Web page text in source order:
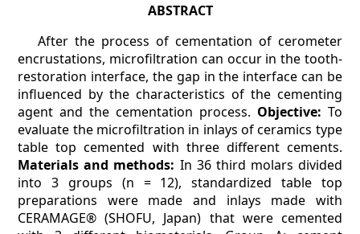
ABSTRACT
After the process of cementation of cerometer
encrustations, microfiltration can occur in the tooth-
restoration interface, the gap in the interface can be
influenced by the characteristics of the cementing
agent and the cementation process. Objective: To
evaluate the microfiltration in inlays of ceramics type
table top cemented with three different cements.
Materials and methods: In 36 third molars divided
into 3 groups (n = 12), standardized table top
preparations were made and inlays made with
CERAMAGE® (SHOFU, Japan) that were cemented